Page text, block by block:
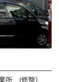
所 (修整）